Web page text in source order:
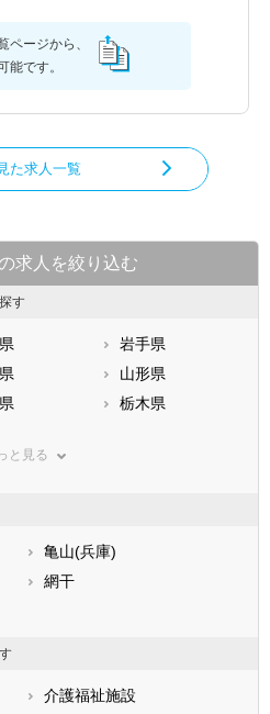
ページから、
能です。
た求人一覧
求人を絞り込む
す
岩手県
山形県
栃木県
川県
高知県
と見る
亀山(兵庫)
網干
介護福祉施設